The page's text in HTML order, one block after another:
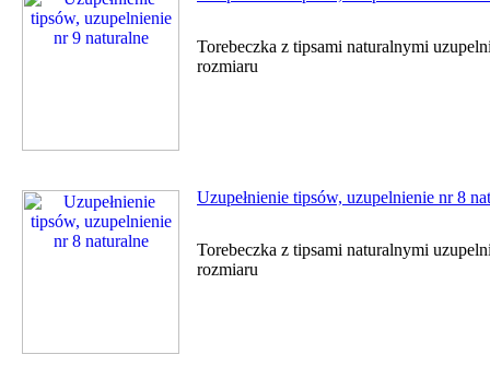
Torebeczka z tipsami naturalnymi
rozmiaru
Uzupełnienie tipsów, uzupelnienie nr 8
Torebeczka z tipsami naturalnymi
rozmiaru